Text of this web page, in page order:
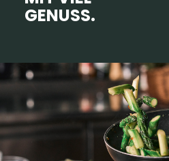
GENUSS.